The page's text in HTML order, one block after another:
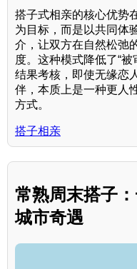
搭子式相亲的核心优势
为目标，而是以共同体
介，让双方在自然松弛
度。这种模式降低了“
结果考核，即使无缘恋
伴，本质上是一种更人
方式。
搭子相亲
常熟周末搭子
城市奇遇